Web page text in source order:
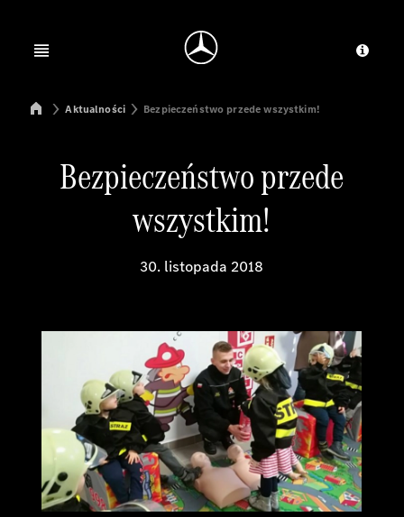
Open menu
Mercedes-Benz Manufacturing Poland
Aktualności Bezpieczeństwo przede wszystkim!
Bezpieczeństwo przede
wszystkim!
30. listopada 2018